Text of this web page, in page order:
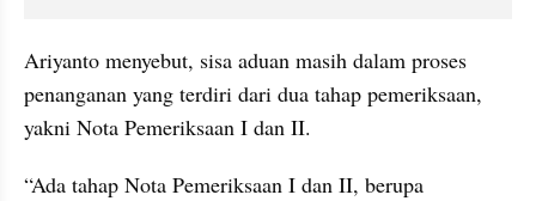
Ariyanto menyebut, sisa aduan masih dalam proses
penanganan yang terdiri dari dua tahap pemeriksaan,
yakni Nota Pemeriksaan I dan II.
“Ada tahap Nota Pemeriksaan I dan II, berupa